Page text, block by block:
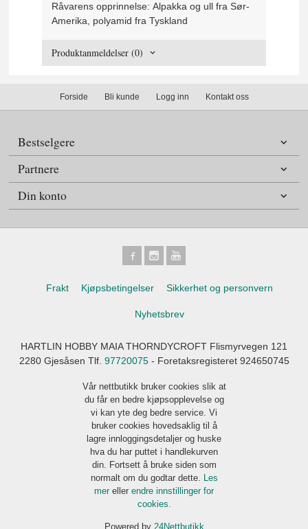
Råvarens opprinnelse: Alpakka og ull fra Sør-
Amerika, polyamid fra Tyskland
Produktanmeldelser (0)
Forside Bli kunde Logg inn Kontakt oss
Bestselgere
Partnere
Din konto
Frakt Kjøpsbetingelser Sikkerhet og personvern
Nyhetsbrev
HARTLIN HOBBY MAIA THORNDYCROFT Flismyrvegen 121
2280 Gjesåsen Tlf. 97720075- Foretaksregisteret 924650745
Vår nettbutikk bruker cookies slik at
du får en bedre kjøpsopplevelse og
vi kan yte deg bedre service. Vi
bruker cookies hovedsaklig til å
lagre innloggingsdetaljer og huske
hva du har puttet i handlekurven
din. Fortsett å bruke siden som
normalt om du godtar dette. Les
mer eller endre innstillinger for
cookies.
Powered by 24Nettbutikk